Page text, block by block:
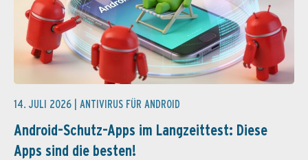
14. JULI 2026 | ANTIVIRUS FÜR ANDROID
Android-Schutz-Apps im Langzeittest: Diese
Apps sind die besten!